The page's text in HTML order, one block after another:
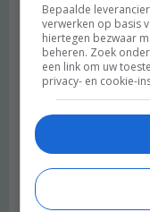
Bepaalde
verwerken op basis
hiertegen bezwaar
beheren. Zoek
een link om uw
privacy- en cookie-